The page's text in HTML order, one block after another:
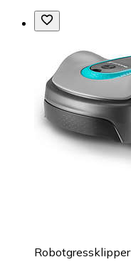
Robotgressklipper